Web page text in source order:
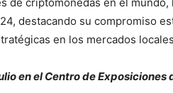
destacando su compromiso
en los mercados
en el Centro de Exposiciones